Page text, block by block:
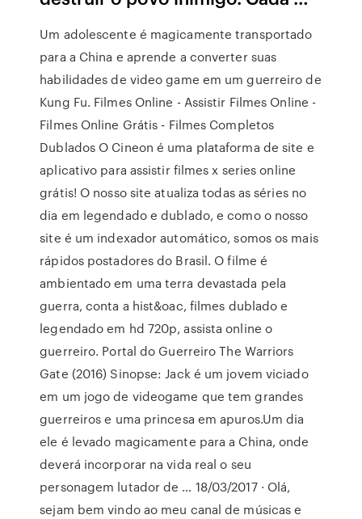
Um adolescente é magicamente transportado
para a China e aprende a converter suas
habilidades de video game em um guerreiro de
Kung Fu. Filmes Online - Assistir Filmes Online -
Filmes Online Grátis - Filmes Completos
Dublados O Cineon é uma plataforma de site e
aplicativo para assistir filmes x series online
grátis! O nosso site atualiza todas as séries no
dia em legendado e dublado, e como o nosso
site é um indexador automático, somos os mais
rápidos postadores do Brasil. O filme é
ambientado em uma terra devastada pela
guerra, conta a hist&oac, filmes dublado e
legendado em hd 720p, assista online o
guerreiro. Portal do Guerreiro The Warriors
Gate (2016) Sinopse: Jack é um jovem viciado
em um jogo de videogame que tem grandes
guerreiros e uma princesa em apuros.Um dia
ele é levado magicamente para a China, onde
deverá incorporar na vida real o seu
personagem lutador de … 18/03/2017 · Olá,
sejam bem vindo ao meu canal de músicas e